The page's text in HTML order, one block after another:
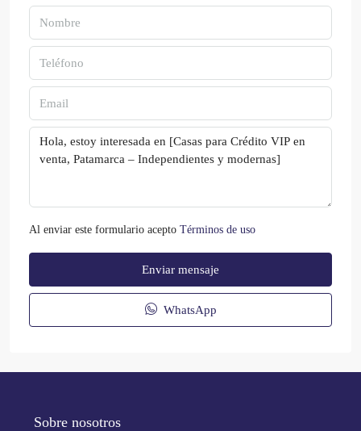
Al enviar este formulario acepto Términos de uso
Enviar mensaje
WhatsApp
Sobre nosotros